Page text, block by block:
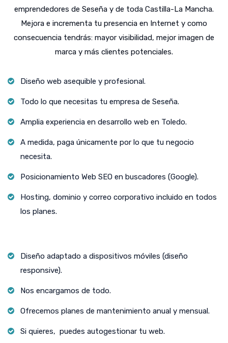
emprendedores de Seseña y de toda Castilla-La Mancha.
Mejora e incrementa tu presencia en Internet y como
consecuencia tendrás: mayor visibilidad, mejor imagen de
marca y más clientes potenciales.
Diseño web asequible y profesional.
Todo lo que necesitas tu empresa de Seseña.
Amplia experiencia en desarrollo web en Toledo.
A medida, paga únicamente por lo que tu negocio
necesita.
Posicionamiento Web SEO en buscadores (Google).
Hosting, dominio y correo corporativo incluido en todos
los planes.
Diseño adaptado a dispositivos móviles (diseño
responsive).
Nos encargamos de todo.
Ofrecemos planes de mantenimiento anual y mensual.
Si quieres, puedes autogestionar tu web.